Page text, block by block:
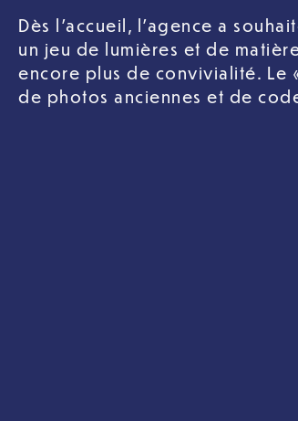
Dès l’accueil, l’agence a
un jeu de lumières et de
encore plus de convivialité. Le
de photos anciennes et de